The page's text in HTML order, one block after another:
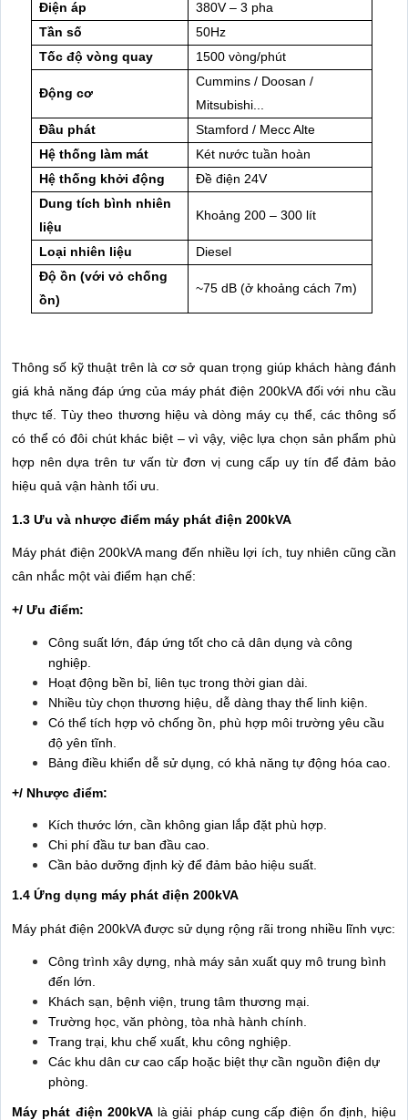
Điện áp
380V – 3 pha
Tần số
50Hz
Tốc độ vòng quay
1500 vòng/phút
Động cơ
Cummins / Doosan /
Mitsubishi...
Đầu phát
Stamford / Mecc Alte
Hệ thống làm mát
Két nước tuần hoàn
Hệ thống khởi động
Đề điện 24V
Dung tích bình nhiên
liệu
Khoảng 200 – 300 lít
Loại nhiên liệu
Diesel
Độ ồn (với vỏ chống
ồn)
~75 dB (ở khoảng cách 7m)
Thông số kỹ thuật trên là cơ sở quan trọng giúp khách hàng đánh
giá khả năng đáp ứng của máy phát điện 200kVA đối với nhu cầu
thực tế. Tùy theo thương hiệu và dòng máy cụ thể, các thông số
có thể có đôi chút khác biệt – vì vậy, việc lựa chọn sản phẩm phù
hợp nên dựa trên tư vấn từ đơn vị cung cấp uy tín để đảm bảo
hiệu quả vận hành tối ưu.
1.3 Ưu và nhược điểm máy phát điện 200kVA
Máy phát điện 200kVA mang đến nhiều lợi ích, tuy nhiên cũng cần
cân nhắc một vài điểm hạn chế:
+/ Ưu điểm:
Công suất lớn, đáp ứng tốt cho cả dân dụng và công
nghiệp.
Hoạt động bền bỉ, liên tục trong thời gian dài.
Nhiều tùy chọn thương hiệu, dễ dàng thay thế linh kiện.
Có thể tích hợp vỏ chống ồn, phù hợp môi trường yêu cầu
độ yên tĩnh.
Bảng điều khiển dễ sử dụng, có khả năng tự động hóa cao.
+/ Nhược điểm:
Kích thước lớn, cần không gian lắp đặt phù hợp.
Chi phí đầu tư ban đầu cao.
Cần bảo dưỡng định kỳ để đảm bảo hiệu suất.
1.4 Ứng dụng máy phát điện 200kVA
Máy phát điện 200kVA được sử dụng rộng rãi trong nhiều lĩnh vực:
Công trình xây dựng, nhà máy sản xuất quy mô trung bình
đến lớn.
Khách sạn, bệnh viện, trung tâm thương mại.
Trường học, văn phòng, tòa nhà hành chính.
Trang trại, khu chế xuất, khu công nghiệp.
Các khu dân cư cao cấp hoặc biệt thự cần nguồn điện dự
phòng.
Máy phát điện 200kVAlà giải pháp cung cấp điện ổn định, hiệu